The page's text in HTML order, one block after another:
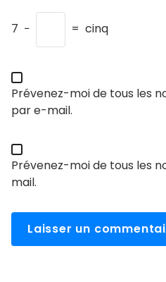
7 − = cinq
Prévenez-moi de tous les
par e-mail.
Prévenez-moi de tous les
mail.